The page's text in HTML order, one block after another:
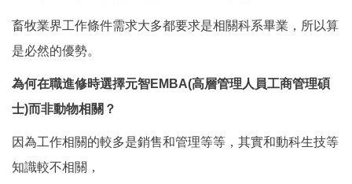
畜牧業界工作條件需求大多都要求是相關科系畢業，所以算
是必然的優勢。
為何在職進修時選擇元智EMBA(高層管理人員工商管理碩
士)而非動物相關？
因為工作相關的較多是銷售和管理等等，其實和動科生技等
知識較不相關，